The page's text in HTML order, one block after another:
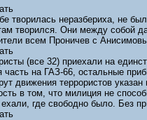
творилась неразбериха, не
творился. Они между собой
всем Проничев с
(все 32) приехали на
часть на ГАЗ-66, остальные
движения террористов
в том, что милиция не
где свободно было. Без